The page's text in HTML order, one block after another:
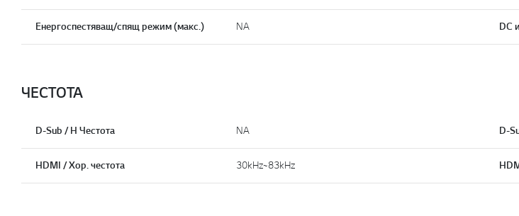
Енергоспестяващ/спящ режим (макс.) NA DC
ЧЕСТОТА
D-Sub / H Честота NA D-
HDMI / Хор. честота 30kHz~83kHz